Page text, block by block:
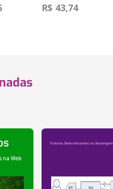
R$ 43,74